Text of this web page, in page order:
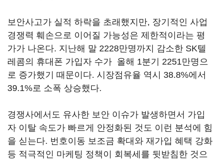
보안사고가 실적 하락을 초래했지만, 장기적인 사업
경쟁력 훼손으로 이어질 가능성은 제한적이라는 평
가가 나온다. 지난해 말 2228만명까지 감소한 SK텔
레콤의 휴대폰 가입자 수가 올해 1분기 2251만명으
로 증가했기 때문이다. 시장점유율 역시 38.8%에서
39.1%로 소폭 상승했다.
경쟁사에서도 유사한 보안 이슈가 발생하면서 가입
자 이탈 속도가 빠르게 안정화된 것도 이런 분석에 힘
을 싣는다. 번호이동 보조금 확대와 재가입 혜택 강화
등 적극적인 마케팅 정책이 회복세를 뒷받침한 것으